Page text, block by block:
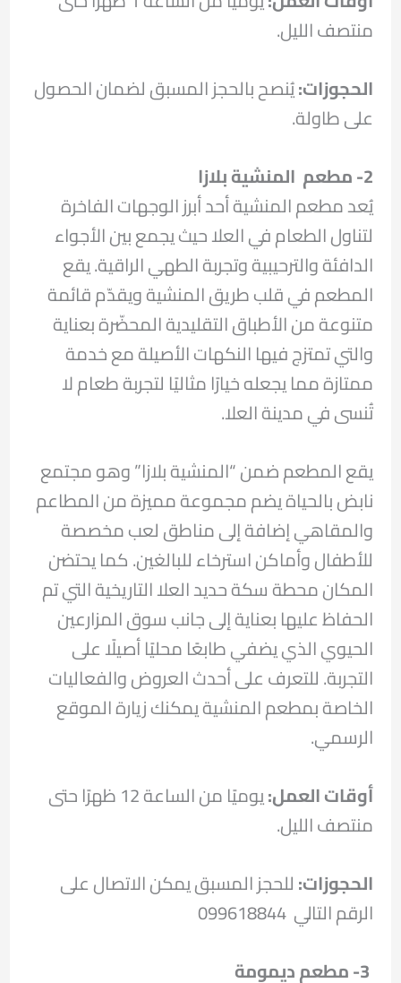
منتصف الليل.
الحجوزات:يُنصح بالحجز المسبق لضمان الحصول
على طاولة.
2- مطعم المنشية بلازا
يُعد مطعم المنشية أحد أبرز الوجهات الفاخرة
لتناول الطعام في العلا حيث يجمع بين الأجواء
الدافئة والترحيبية وتجربة الطهي الراقية. يقع
المطعم في قلب طريق المنشية ويقدّم قائمة
متنوعة من الأطباق التقليدية المحضّرة بعناية
والتي تمتزج فيها النكهات الأصيلة مع خدمة
ممتازة مما يجعله خيارًا مثاليًا لتجربة طعام لا
تُنسى في مدينة العلا.
يقع المطعم ضمن “المنشية بلازا” وهو مجتمع
نابض بالحياة يضم مجموعة مميزة من المطاعم
والمقاهي إضافة إلى مناطق لعب مخصصة
للأطفال وأماكن استرخاء للبالغين. كما يحتضن
المكان محطة سكة حديد العلا التاريخية التي تم
الحفاظ عليها بعناية إلى جانب سوق المزارعين
الحيوي الذي يضفي طابعًا محليًا أصيلًا على
التجربة. للتعرف على أحدث العروض والفعاليات
الخاصة بمطعم المنشية يمكنك زيارة الموقع
الرسمي.
أوقات العمل:
يوميًا من الساعة 12 ظهرًا حتى
منتصف الليل.
الحجوزات:للحجز المسبق يمكن الاتصال على
الرقم التالي 099618844